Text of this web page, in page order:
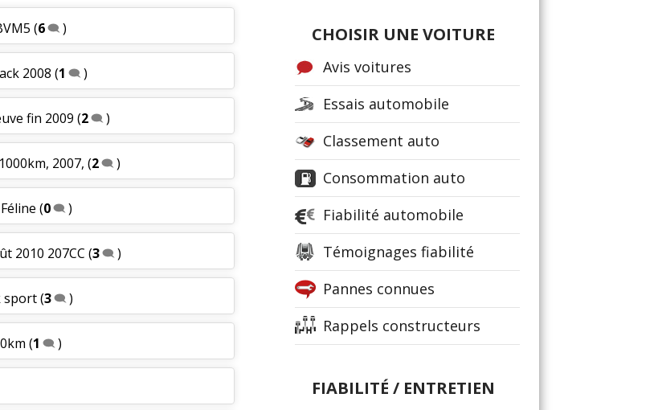
(6 )
2008 (1 )
fin 2009 (2 )
2007, (2 )
(0 )
2010 207CC (3 )
sport(3 )
(1 )
CHOISIR UNE VOITURE
Avis voitures
Essais automobile
Classement auto
Consommation auto
Fiabilité automobile
Témoignages fiabilité
Pannes connues
Rappels constructeurs
FIABILITÉ / ENTRETIEN